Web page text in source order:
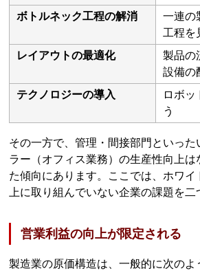
ボトルネック工程の解消
一連の
工程を
レイアウトの最適化
製品の
設備の
テクノロジーの導入
ロボ
う
その一方で、管理・間接部門といった
ラー（オフィス業務）の生産性向上は
た傾向にあります。ここでは、ホワイ
上に取り組んでいない企業の課題を二
営業利益の向上が限定される
製造業の原価構造は、一般的に次のよ